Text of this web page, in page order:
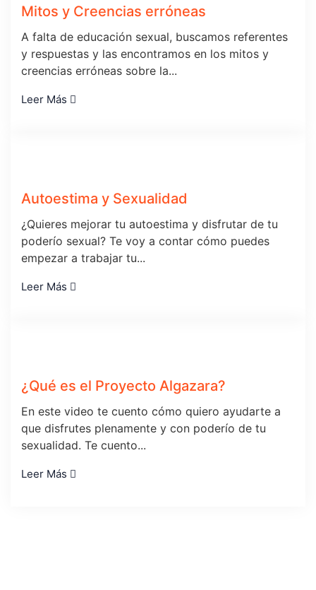
Mitos y Creencias erróneas
A falta de educación sexual, buscamos referentes
y respuestas y las encontramos en los mitos y
creencias erróneas sobre la...
Leer Más
Autoestima y Sexualidad
¿Quieres mejorar tu autoestima y disfrutar de tu
poderío sexual? Te voy a contar cómo puedes
empezar a trabajar tu...
Leer Más
¿Qué es el Proyecto Algazara?
En este video te cuento cómo quiero ayudarte a
que disfrutes plenamente y con poderío de tu
sexualidad. Te cuento...
Leer Más